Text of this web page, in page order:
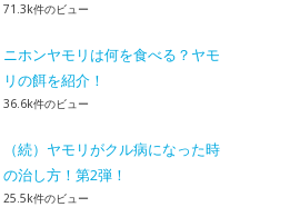
71.3k件のビュー
ニホンヤモリは何を食べる？ヤモ
リの餌を紹介！
36.6k件のビュー
（続）ヤモリがクル病になった時
の治し方！第2弾！
25.5k件のビュー